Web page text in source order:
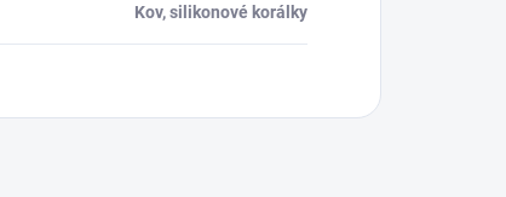
Kov, silikonové korálky